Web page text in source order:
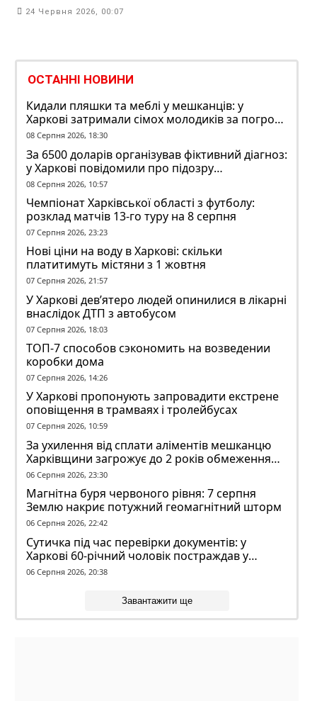
24 Червня 2026, 00:07
ОСТАННІ НОВИНИ
Кидали пляшки та меблі у мешканців: у
Харкові затримали сімох молодиків за погром
у гуртожитку
08 Серпня 2026, 18:30
За 6500 доларів організував фіктивний діагноз:
у Харкові повідомили про підозру
ексзавідувачу психлікарні
08 Серпня 2026, 10:57
Чемпіонат Харківської області з футболу:
розклад матчів 13-го туру на 8 серпня
07 Серпня 2026, 23:23
Нові ціни на воду в Харкові: скільки
платитимуть містяни з 1 жовтня
07 Серпня 2026, 21:57
У Харкові дев’ятеро людей опинилися в лікарні
внаслідок ДТП з автобусом
07 Серпня 2026, 18:03
ТОП-7 способов сэкономить на возведении
коробки дома
07 Серпня 2026, 14:26
У Харкові пропонують запровадити екстрене
оповіщення в трамваях і тролейбусах
07 Серпня 2026, 10:59
За ухилення від сплати аліментів мешканцю
Харківщини загрожує до 2 років обмеження
волі
06 Серпня 2026, 23:30
Магнітна буря червоного рівня: 7 серпня
Землю накриє потужний геомагнітний шторм
06 Серпня 2026, 22:42
Сутичка під час перевірки документів: у
Харкові 60-річний чоловік постраждав у
конфлікті з ТЦК
06 Серпня 2026, 20:38
Завантажити ще